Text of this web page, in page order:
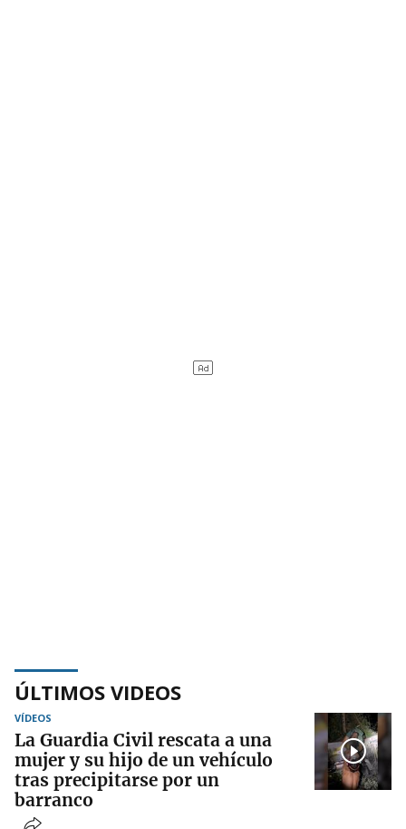
ÚLTIMOS VIDEOS
VÍDEOS
La Guardia Civil rescata a una
mujer y su hijo de un vehículo
tras precipitarse por un
barranco